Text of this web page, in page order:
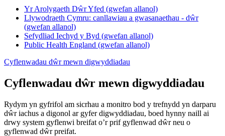
Yr Arolygaeth Dŵr Yfed (gwefan allanol)
Llywodraeth Cymru: canllawiau a gwasanaethau - dŵr
(gwefan allanol)
Sefydliad Iechyd y Byd (gwefan allanol)
Public Health England (gwefan allanol)
Cyflenwadau dŵr mewn digwyddiadau
Cyflenwadau dŵr mewn digwyddiadau
Rydym yn gyfrifol am sicrhau a monitro bod y trefnydd yn darparu
dŵr iachus a digonol ar gyfer digwyddiadau, boed hynny naill ai
drwy system gyflenwi breifat o’r prif gyflenwad dŵr neu o
gyflenwad dŵr preifat.